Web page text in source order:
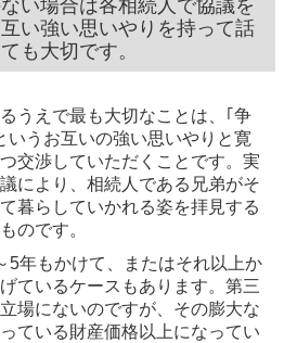
い場合は各相続人で協議を
い強い思いやりを持って話
も大切です。
うえで最も大切なことは、｢争
いうお互いの強い思いやりと寛
交渉していただくことです。実
により、相続人である兄弟がそ
暮らしていかれる姿を拝見する
のです。
5年もかけて、またはそれ以上か
ているケースもあります。第三
場にないのですが、その膨大な
ている財産価格以上になってい